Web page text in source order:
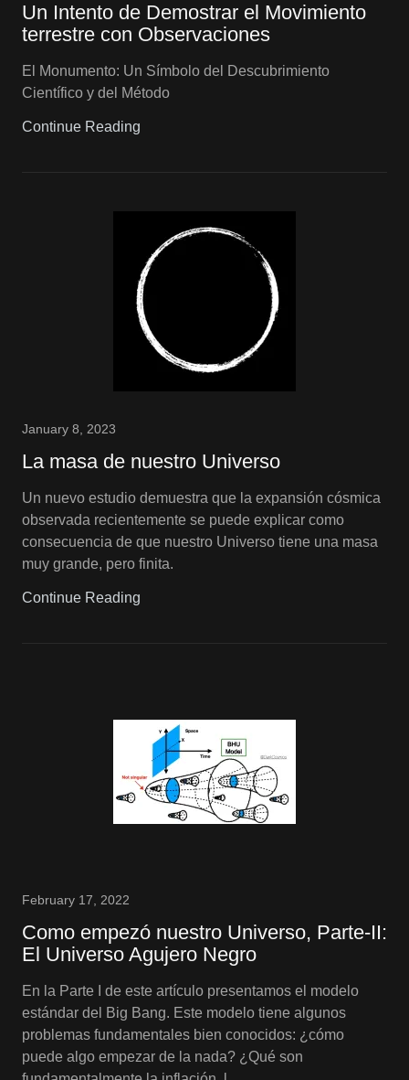
Un Intento de Demostrar el Movimiento
terrestre con Observaciones
El Monumento: Un Símbolo del Descubrimiento
Científico y del Método
Continue Reading
January 8, 2023
La masa de nuestro Universo
Un nuevo estudio demuestra que la expansión cósmica
observada recientemente se puede explicar como
consecuencia de que nuestro Universo tiene una masa
muy grande, pero finita.
Continue Reading
February 17, 2022
Como empezó nuestro Universo, Parte-II:
El Universo Agujero Negro
En la Parte I de este artículo presentamos el modelo
estándar del Big Bang. Este modelo tiene algunos
problemas fundamentales bien conocidos: ¿cómo
puede algo empezar de la nada? ¿Qué son